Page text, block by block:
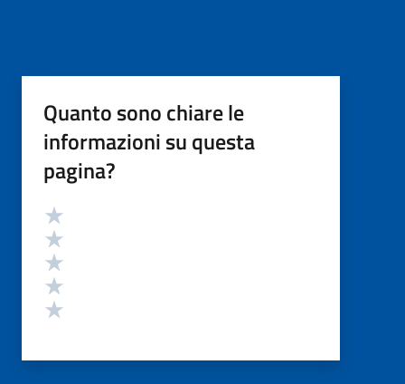
Quanto sono chiare le
informazioni su questa
pagina?
Valutazione